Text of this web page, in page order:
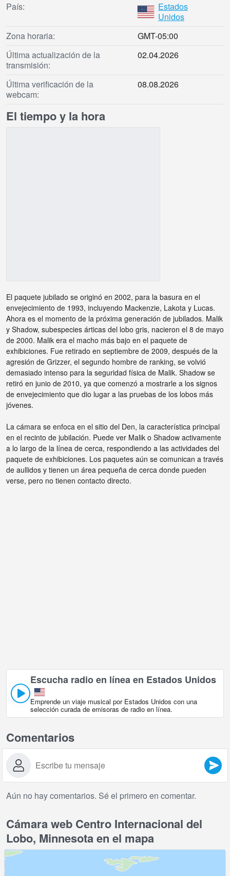
País:
Estados
Unidos
Zona horaria:
GMT-05:00
Última actualización de la
transmisión:
02.04.2026
Última verificación de la
webcam:
08.08.2026
El tiempo y la hora
El paquete jubilado se originó en 2002, para la basura en el
envejecimiento de 1993, incluyendo Mackenzie, Lakota y Lucas.
Ahora es el momento de la próxima generación de jubilados. Malik
y Shadow, subespecies árticas del lobo gris, nacieron el 8 de mayo
de 2000. Malik era el macho más bajo en el paquete de
exhibiciones. Fue retirado en septiembre de 2009, después de la
agresión de Grizzer, el segundo hombre de ranking, se volvió
demasiado intenso para la seguridad física de Malik. Shadow se
retiró en junio de 2010, ya que comenzó a mostrarle a los signos
de envejecimiento que dio lugar a las pruebas de los lobos más
jóvenes.
La cámara se enfoca en el sitio del Den, la característica principal
en el recinto de jubilación. Puede ver Malik o Shadow activamente
a lo largo de la línea de cerca, respondiendo a las actividades del
paquete de exhibiciones. Los paquetes aún se comunican a través
de aullidos y tienen un área pequeña de cerca donde pueden
verse, pero no tienen contacto directo.
Escucha radio en línea en Estados Unidos
Emprende un viaje musical por Estados Unidos con una
selección curada de emisoras de radio en línea.
Comentarios
Aún no hay comentarios. Sé el primero en comentar.
Cámara web Centro Internacional del
Lobo, Minnesota en el mapa